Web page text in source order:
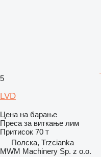
5
LVD
Цена на барање
Преса за виткање лим
Притисок 70 т
Полска, Trzcianka
MWM Machinery Sp. z o.o.